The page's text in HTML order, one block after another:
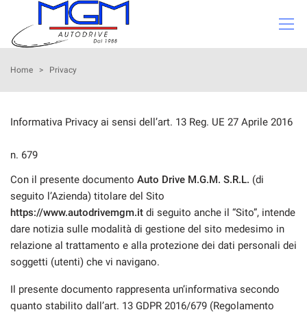
PARCO AUTO
CHI SIAMO
SEDI
CONTATTI
Home > Privacy
Informativa Privacy ai sensi dell’art. 13 Reg. UE 27 Aprile 2016
n. 679
Con il presente documento Auto Drive M.G.M. S.R.L. (di
seguito l’Azienda) titolare del Sito
https://www.autodrivemgm.it di seguito anche il “Sito”, intende
dare notizia sulle modalità di gestione del sito medesimo in
relazione al trattamento e alla protezione dei dati personali dei
soggetti (utenti) che vi navigano.
Il presente documento rappresenta un’informativa secondo
quanto stabilito dall’art. 13 GDPR 2016/679 (Regolamento
Le
tue
preferenze
di
seguente
consente
di
esprimere
le
tue
preferenze
di
consenso
alle
tecnologie
di